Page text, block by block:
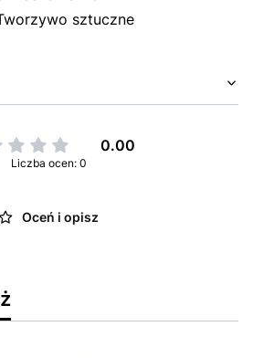
sztuczne
0.00
Liczba ocen: 0
Oceń i opisz